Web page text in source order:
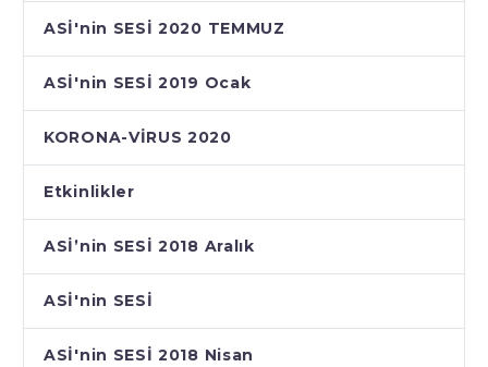
ASİ'nin SESİ 2020 TEMMUZ
ASİ'nin SESİ 2019 Ocak
KORONA-VİRUS 2020
Etkinlikler
ASİ’nin SESİ 2018 Aralık
ASİ'nin SESİ
ASİ'nin SESİ 2018 Nisan